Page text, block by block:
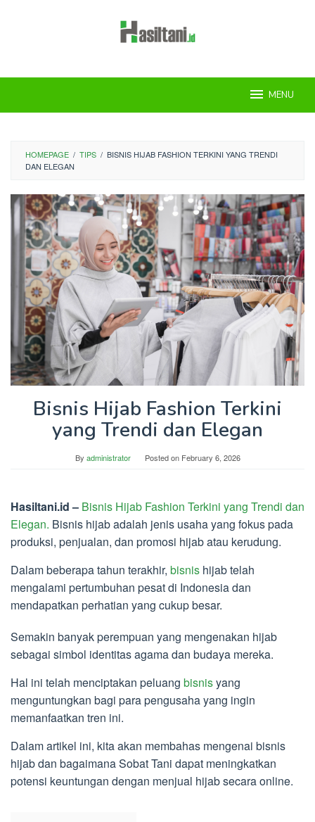
MENU
HOMEPAGE / TIPS / BISNIS HIJAB FASHION TERKINI YANG TRENDI
DAN ELEGAN
Bisnis Hijab Fashion Terkini
yang Trendi dan Elegan
By administrator Posted on February 6, 2026
Hasiltani.id – Bisnis Hijab Fashion Terkini yang Trendi dan
Elegan. Bisnis hijab adalah jenis usaha yang fokus pada
produksi, penjualan, dan promosi hijab atau kerudung.
Dalam beberapa tahun terakhir, bisnis hijab telah
mengalami pertumbuhan pesat di Indonesia dan
mendapatkan perhatian yang cukup besar.
Semakin banyak perempuan yang mengenakan hijab
sebagai simbol identitas agama dan budaya mereka.
Hal ini telah menciptakan peluang bisnisyang
menguntungkan bagi para pengusaha yang ingin
memanfaatkan tren ini.
Dalam artikel ini, kita akan membahas mengenai bisnis
hijab dan bagaimana Sobat Tani dapat meningkatkan
potensi keuntungan dengan menjual hijab secara online.